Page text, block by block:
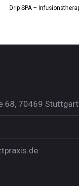
68, 70469 Stuttgart